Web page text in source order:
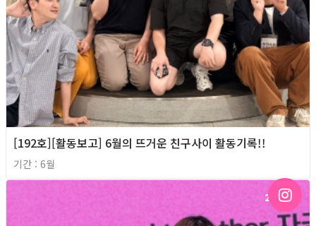
[192호][활동보고] 6월의 뜨거운 친구사이 활동기록!!
기간 : 6월
2026년